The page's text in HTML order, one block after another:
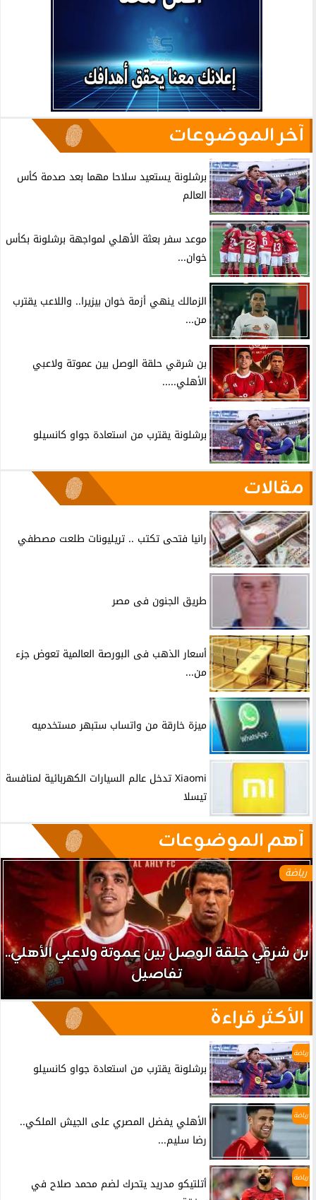
آخر الموضوعات
برشلونة يستعيد سلاحا مهما بعد صدمة كأس
العالم
موعد سفر بعثة الأهلي لمواجهة برشلونة بكأس
خوان...
الزمالك ينهي أزمة خوان بيزيرا.. واللاعب يقترب
من...
بن شرقي حلقة الوصل بين عموتة ولاعبي
الأهلي.....
برشلونة يقترب من استعادة جواو كانسيلو
مقالات
رانيا فتحى تكتب .. تريليونات طلعت مصطفي
طريق الجنون فى مصر
أسعار الذهب فى البورصة العالمية تعوض جزء
من...
ميزة خارقة من واتساب ستبهر مستخدميه
Xiaomi تدخل عالم السيارات الكهربائية لمنافسة
تيسلا
آهم الموضوعات
رياضة
برشلونة يقترب من استعادة جواو كانسيلو
الأكثر قراءة
رياضة
برشلونة يقترب من استعادة جواو كانسيلو
رياضة
الأهلي يفضل المصري على الجيش الملكي..
رضا سليم...
رياضة
أتلتيكو مدريد يتحرك لضم محمد صلاح في